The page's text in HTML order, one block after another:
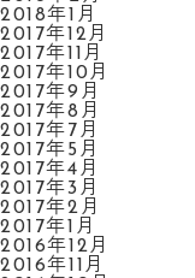
2018年1月
2017年12月
2017年11月
2017年10月
2017年9月
2017年8月
2017年7月
2017年5月
2017年4月
2017年3月
2017年2月
2017年1月
2016年12月
2016年11月